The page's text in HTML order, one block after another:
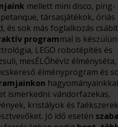
mellett mini disco, ping-
társasjátékok, óriás
és sok más foglalkozás csábít
programmal is
LEGO robotépítés és
mesÉLŐhévíz élményséta,
élményprogram és
ismerkedni: vándorfazekas,
kristályok és faékszerek
Jó idő esetén